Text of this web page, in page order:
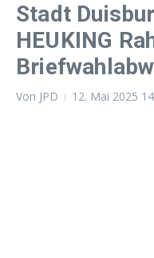
Stadt
HEUKING
Von JPD 12. Mai 2025